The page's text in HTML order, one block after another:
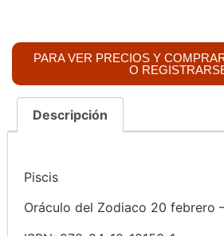
PARA VER PRECIOS Y
O
Descripción
Piscis
Oráculo del Zodiaco 20 febrero